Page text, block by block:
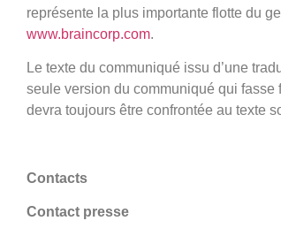
représente la plus importante flotte du
www.braincorp.com.
Le texte du communiqué issu d’une
seule version du communiqué qui fasse
devra toujours être confrontée au texte
Contacts
Contact presse